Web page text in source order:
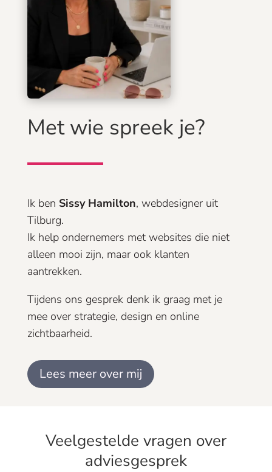
Met wie spreek je?
Ik ben Sissy Hamilton, webdesigner uit
Tilburg.
Ik help ondernemers met websites die niet
alleen mooi zijn, maar ook klanten
aantrekken.
Tijdens ons gesprek denk ik graag met je
mee over strategie, design en online
zichtbaarheid.
Lees meer over mij
Veelgestelde vragen over
adviesgesprek